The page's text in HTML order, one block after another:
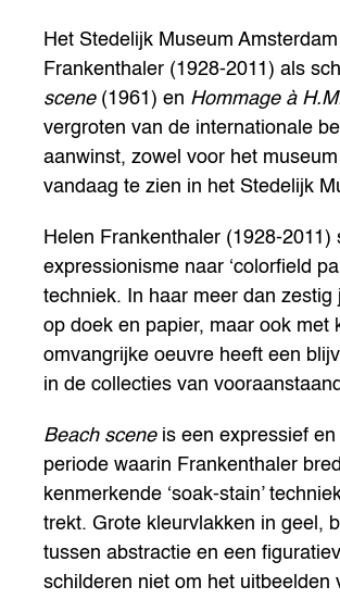
Het Stedelijk Museum
Frankenthaler (1928-2011) als
scene(1961) en Hommage à
vergroten van de internationale
aanwinst, zowel voor het
vandaag te zien in het Stedelijk
Helen Frankenthaler (1928-
expressionisme naar ‘colorfield
techniek. In haar meer dan
op doek en papier, maar ook
omvangrijke oeuvre heeft een
in de collecties van
Beach sceneis een expressief
periode waarin Frankenthaler
kenmerkende ‘soak-stain’
trekt. Grote kleurvlakken in geel,
tussen abstractie en een
schilderen niet om het